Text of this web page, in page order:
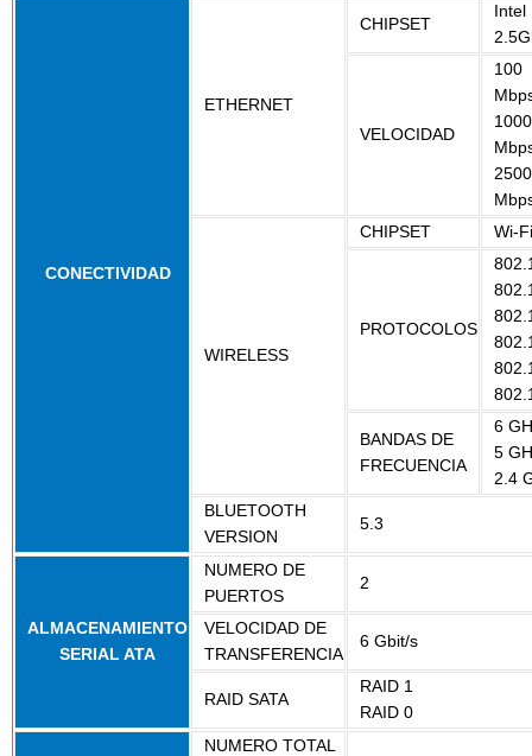
CONECTIVIDAD
ETHERNET
CHIPSET
Intel
VELOCIDAD
100
1000
2500
WIRELESS
CHIPSET Wi-
PROTOCOLOS
BANDAS DE
FRECUENCIA
6
5
2.4
BLUETOOTH
VERSION
5.3
ALMACENAMIENTO
SERIAL ATA
NUMERO DE
PUERTOS
2
VELOCIDAD DE
TRANSFERENCIA
6 Gbit/s
RAID SATA
RAID 1
RAID 0
NUMERO TOTAL